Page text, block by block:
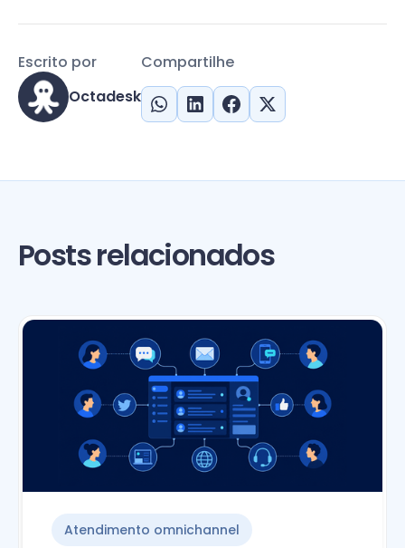
Compartilhe
Escrito por
Octadesk
Posts relacionados
Atendimento omnichannel